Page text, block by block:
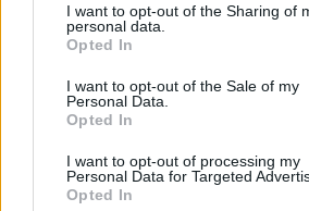
I want to opt-out of the Sharing of
personal data.
Opted In
I want to opt-out of the Sale of my
Personal Data.
Opted In
I want to opt-out of processing my
Personal Data for Targeted
Opted In
Hysamedin Feraj
kundërpërgjigjet pas
Kadriajt në Kuvend:
Kujton të kaluarën në UÇK
rënët